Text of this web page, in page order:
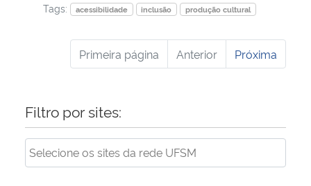
Tags:
acessibilidade inclusão produção cultural
Primeira página Anterior Próxima
Filtro por sites: